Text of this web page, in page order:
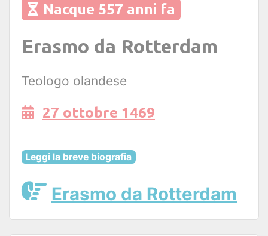
Nacque 557 anni fa
Erasmo da Rotterdam
Teologo olandese
27 ottobre 1469
Leggi la breve biografia
Erasmo da Rotterdam